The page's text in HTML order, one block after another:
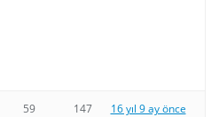
59 147 16 yıl 9 ay önce